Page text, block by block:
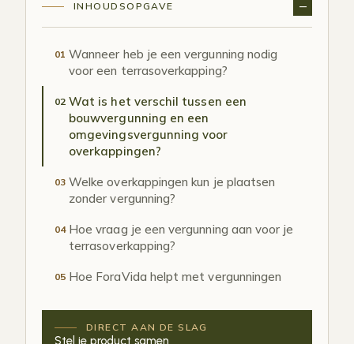
INHOUDSOPGAVE
01 Wanneer heb je een vergunning nodig
voor een terrasoverkapping?
02 Wat is het verschil tussen een
bouwvergunning en een
omgevingsvergunning voor
overkappingen?
03 Welke overkappingen kun je plaatsen
zonder vergunning?
04 Hoe vraag je een vergunning aan voor je
terrasoverkapping?
05 Hoe ForaVida helpt met vergunningen
DIRECT AAN DE SLAG
Stel je product samen